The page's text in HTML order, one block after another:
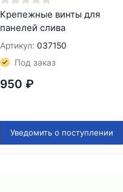
Крепежные винты для
панелей слива
Артикул: 037150
Под заказ
950 ₽
Уведомить о поступлении